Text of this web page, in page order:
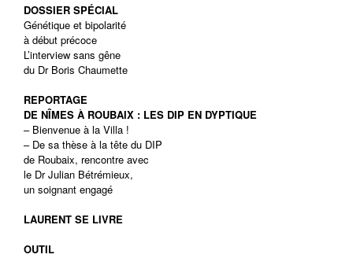
DOSSIER SPÉCIAL
Génétique et bipolarité
à début précoce
L’interview sans gêne
du Dr Boris Chaumette
REPORTAGE
DE NÎMES À ROUBAIX : LES DIP EN DYPTIQUE
– Bienvenue à la Villa !
– De sa thèse à la tête du DIP
de Roubaix, rencontre avec
le Dr Julian Bétrémieux,
un soignant engagé
LAURENT SE LIVRE
OUTIL